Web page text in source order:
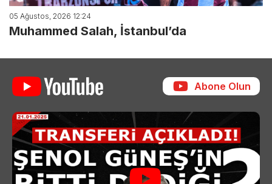
05 Ağustos, 2026 12:24
Muhammed Salah, İstanbul’da
Abone Olun